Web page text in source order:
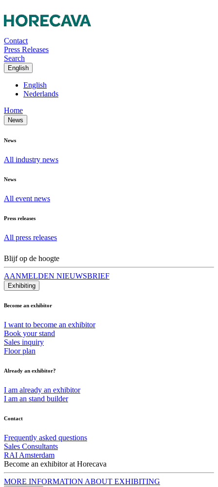
Contact
Press Releases
Search
English
English
Nederlands
Home
News
News
All industry news
News
All event news
Press releases
All press releases
Blijf op de hoogte
AANMELDEN NIEUWSBRIEF
Exhibiting
Become an exhibitor
I want to become an exhibitor
Book your stand
Sales inquiry
Floor plan
Already an exhibitor?
I am already an exhibitor
I am an stand builder
Contact
Frequently asked questions
Sales Consultants
RAI Amsterdam
Become an exhibitor at Horecava
MORE INFORMATION ABOUT EXHIBITING